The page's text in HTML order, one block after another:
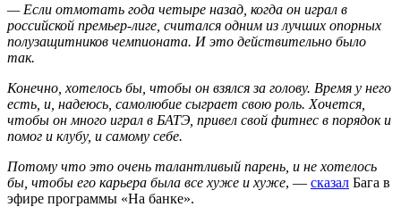
— Если отмотать года четыре назад, когда он играл в
российской премьер-лиге, считался одним из лучших опорных
полузащитников чемпионата. И это действительно было
так.
Конечно, хотелось бы, чтобы он взялся за голову. Время у него
есть, и, надеюсь, самолюбие сыграет свою роль. Хочется,
чтобы он много играл в БАТЭ, привел свой фитнес в порядок и
помог и клубу, и самому себе.
Потому что это очень талантливый парень, и не хотелось
бы, чтобы его карьера была все хуже и хуже, — сказал Бага в
эфире программы «На банке».